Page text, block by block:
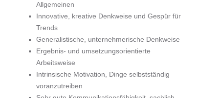
Allgemeinen
Innovative, kreative Denkweise und Gespür für
Trends
Generalistische, unternehmerische Denkweise
Ergebnis- und umsetzungsorientierte
Arbeitsweise
Intrinsische Motivation, Dinge selbstständig
voranzutreiben